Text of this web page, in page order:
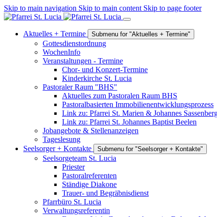
Skip to main navigation Skip to main content Skip to page footer
Aktuelles + Termine Submenu for "Aktuelles + Termine"
Gottesdienstordnung
WochenInfo
Veranstaltungen - Termine
Chor- und Konzert-Termine
Kinderkirche St. Lucia
Pastoraler Raum "BHS"
Aktuelles zum Pastoralen Raum BHS
Pastoralbasierten Immobilienentwicklungsprozess
Link zu: Pfarrei St. Marien & Johannes
Link zu: Pfarrei St. Johannes Baptist Beelen
Jobangebote & Stellenanzeigen
Tageslesung
Seelsorger + Kontakte
Submenu for "Seelsorger + Kontakte"
Seelsorgeteam St. Lucia
Priester
Pastoralreferenten
Ständige Diakone
Trauer- und Begräbnisdienst
Pfarrbüro St. Lucia
Verwaltungsreferentin